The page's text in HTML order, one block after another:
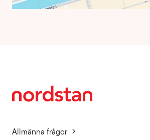
Allmänna frågor